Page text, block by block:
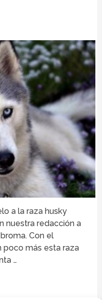
a la raza husky
nuestra redacción a
Con el
más esta raza
…